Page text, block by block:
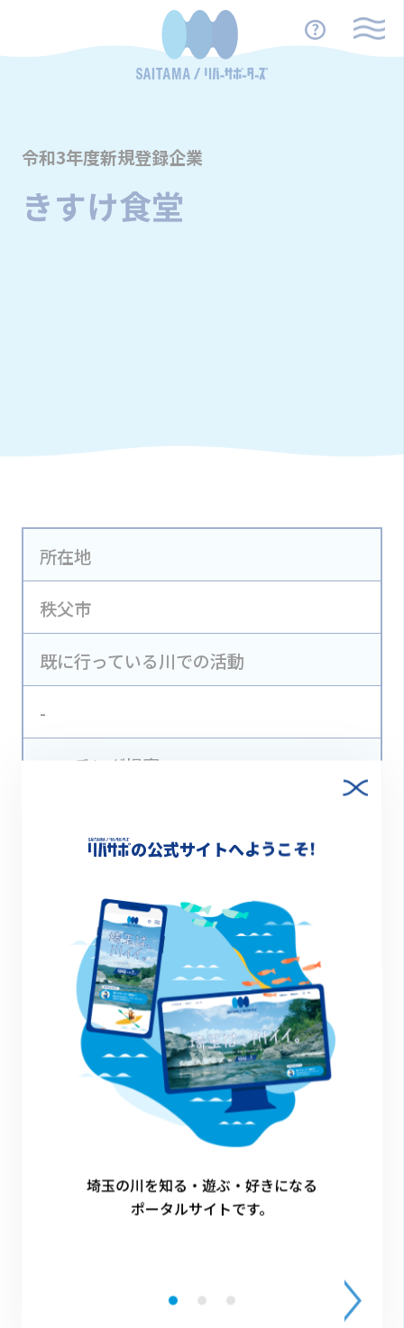
令和3年度新規登録企業
きすけ食堂
所在地
秩父市
既に行っている川での活動
-
マッチング提案
一覧に戻る
の公式サイトへようこそ!
埼玉の川を知る・遊ぶ・好きになる
ポータルサイトです。